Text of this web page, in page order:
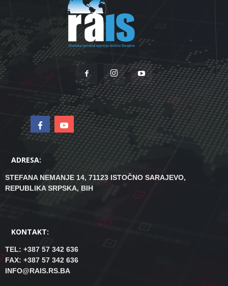
ADRESA:
STEFANA NEMANJE 14, 71123 ISTOČNO SARAJEVO,
REPUBLIKA SRPSKA, BIH
KONTAKT:
TEL: +387 57 342 636
FAX: +387 57 342 636
INFO@RAIS.RS.BA